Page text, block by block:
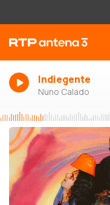
Indiegente
Nuno Calado